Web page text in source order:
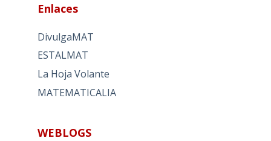
Enlaces
DivulgaMAT
ESTALMAT
La Hoja Volante
MATEMATICALIA
WEBLOGS